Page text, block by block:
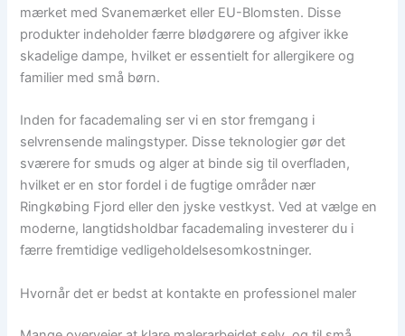
mærket med Svanemærket eller EU-Blomsten. Disse
produkter indeholder færre blødgørere og afgiver ikke
skadelige dampe, hvilket er essentielt for allergikere og
familier med små børn.
Inden for facademaling ser vi en stor fremgang i
selvrensende malingstyper. Disse teknologier gør det
sværere for smuds og alger at binde sig til overfladen,
hvilket er en stor fordel i de fugtige områder nær
Ringkøbing Fjord eller den jyske vestkyst. Ved at vælge en
moderne, langtidsholdbar facademaling investerer du i
færre fremtidige vedligeholdelsesomkostninger.
Hvornår det er bedst at kontakte en professionel maler